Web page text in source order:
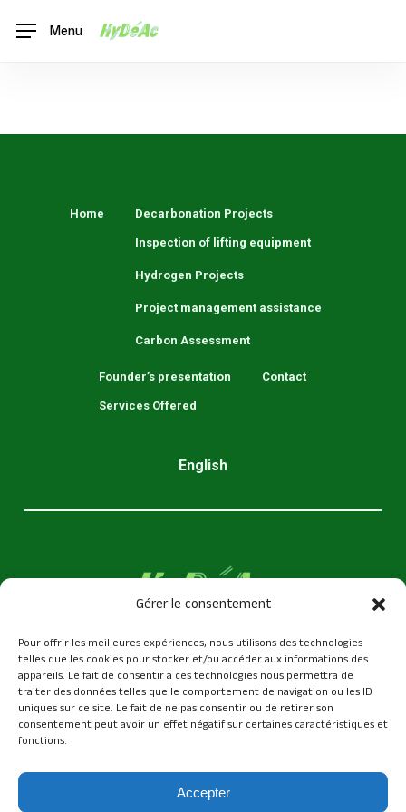
Gérer le consentement
Pour offrir les meilleures expériences, nous utilisons des technologies
telles que les cookies pour stocker et/ou accéder aux informations des
appareils. Le fait de consentir à ces technologies nous permettra de
traiter des données telles que le comportement de navigation ou les ID
uniques sur ce site. Le fait de ne pas consentir ou de retirer son
consentement peut avoir un effet négatif sur certaines caractéristiques et
fonctions.
Accepter
Menu
Home Decarbonation Projects
Inspection of lifting equipment
Hydrogen Projects
Project management assistance
Carbon Assessment
Founder’s presentation
Services Offered
Contact
English
linkedin email